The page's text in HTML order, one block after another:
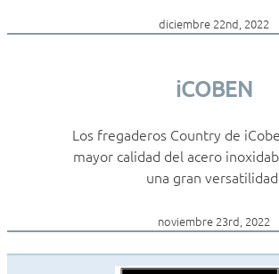
diciembre 22nd, 2022
iCOBEN
Los fregaderos Country de
mayor calidad del acero
una gran
noviembre 23rd, 2022